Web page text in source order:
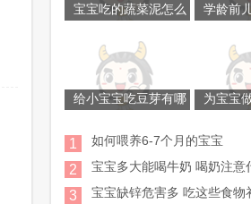
宝宝吃的蔬菜泥怎么 学龄前
给小宝宝吃豆芽有哪 为宝宝
1 如何喂养6-7个月的宝宝
2 宝宝多大能喝牛奶 喝奶注意
3 宝宝缺锌危害多 吃这些食物